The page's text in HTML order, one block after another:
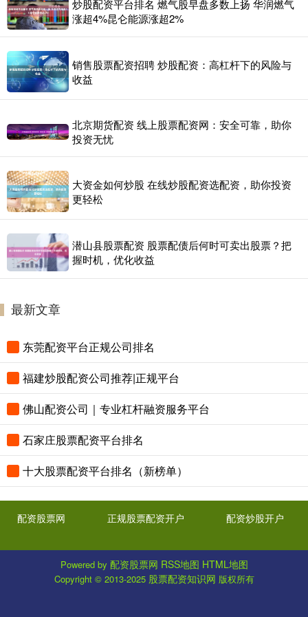
炒股配资平台排名 燃气股早盘多数上扬 华润燃气
涨超4%昆仑能源涨超2%
销售股票配资招聘 炒股配资：高杠杆下的风险与
收益
北京期货配资 线上股票配资网：安全可靠，助你
投资无忧
大资金如何炒股 在线炒股配资选配资，助你投资
更轻松
潜山县股票配资 股票配债后何时可卖出股票？把
握时机，优化收益
最新文章
东莞配资平台正规公司排名
福建炒股配资公司推荐|正规平台
佛山配资公司｜专业杠杆融资服务平台
石家庄股票配资平台排名
十大股票配资平台排名（新榜单）
配资股票网 正规股票配资开户 配资炒股开户
Powered by 配资股票网 RSS地图 HTML地图
Copyright © 2013-2025 股票配资知识网 版权所有